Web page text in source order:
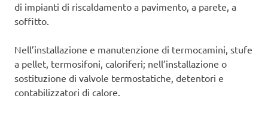
di impianti di riscaldamento a pavimento, a parete, a
soffitto.
Nell’installazione e manutenzione di termocamini, stufe
a pellet, termosifoni, caloriferi; nell’installazione o
sostituzione di valvole termostatiche, detentori e
contabilizzatori di calore.